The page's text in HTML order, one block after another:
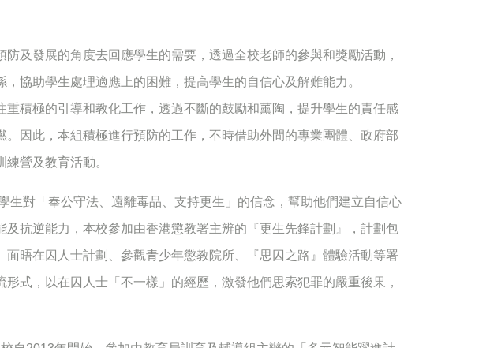
及發展的角度去回應學生的需要，透過全校老師的參與和獎勵活動，
協助學生處理適應上的困難，提高學生的自信心及解難能力。
重積極的引導和教化工作，透過不斷的鼓勵和薰陶，提升學生的責任感
。因此，本組積極進行預防的工作，不時借助外間的專業團體、政府部
營及教育活動。
生對「奉公守法、遠離毒品、支持更生」的信念，幫助他們建立自信心
及抗逆能力，本校參加由香港懲教署主辨的『更生先鋒計劃』，計劃包
面晤在囚人士計劃、參觀青少年懲教院所、『思囚之路』體驗活動等署
式，以在囚人士「不一樣」的經歷，激發他們思索犯罪的嚴重後果，